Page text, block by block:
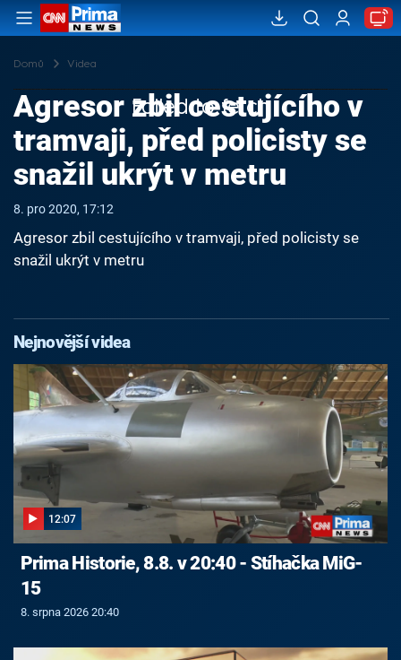
Domů Videa
Failed to fetch
Agresor zbil cestujícího v
tramvaji, před policisty se
snažil ukrýt v metru
8. pro 2020, 17:12
Agresor zbil cestujícího v tramvaji, před policisty se
snažil ukrýt v metru
Nejnovější videa
12:07
Prima Historie, 8.8. v 20:40 - Stíhačka MiG-
15
8. srpna 2026 20:40